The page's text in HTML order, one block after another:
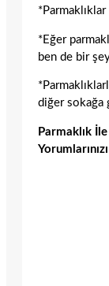
*Eğer
ben de bir
diğer sokağa
Parmaklık